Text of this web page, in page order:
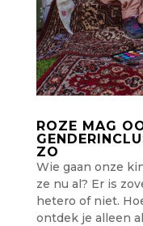
ROZE MAG
ZO
Wie gaan onze
ze nu al? Er is
hetero of niet.
ontdek je alleen